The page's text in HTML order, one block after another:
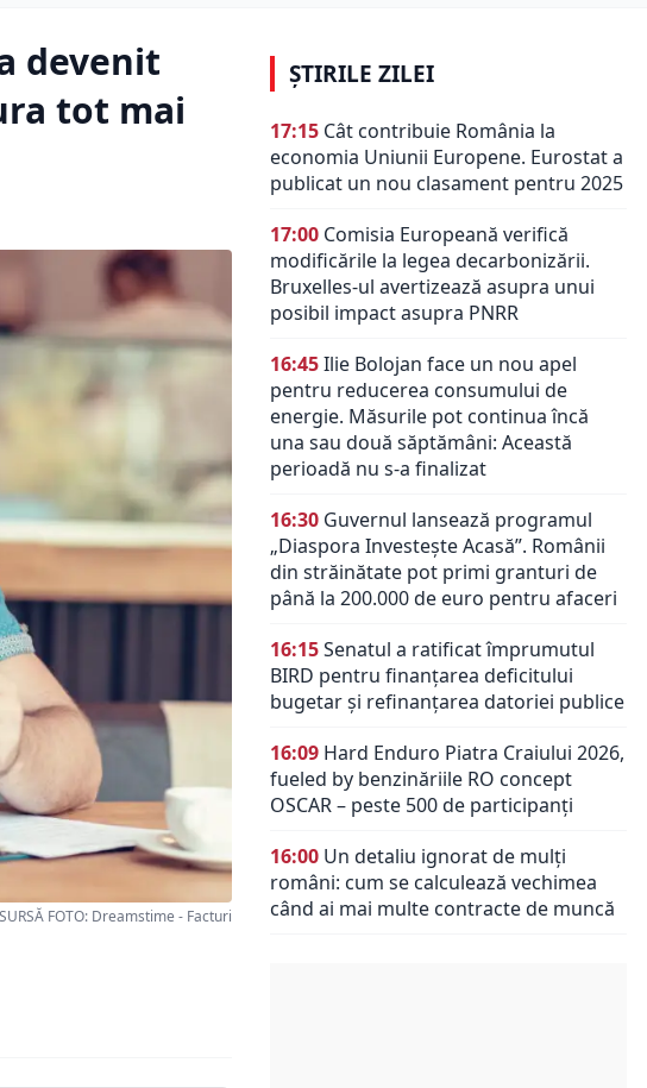
devenit
tot mai
SURSĂ FOTO: Dreamstime - Facturi
ȘTIRILE ZILEI
17:15 Cât contribuie România la
economia Uniunii Europene. Eurostat a
publicat un nou clasament pentru 2025
17:00 Comisia Europeană verifică
modificările la legea decarbonizării.
Bruxelles-ul avertizează asupra unui
posibil impact asupra PNRR
16:45Ilie Bolojan face un nou apel
pentru reducerea consumului de
energie. Măsurile pot continua încă
una sau două săptămâni: Această
perioadă nu s-a finalizat
16:30 Guvernul lansează programul
„Diaspora Investește Acasă”. Românii
din străinătate pot primi granturi de
până la 200.000 de euro pentru afaceri
16:15Senatul a ratificat împrumutul
BIRD pentru finanțarea deficitului
bugetar și refinanțarea datoriei publice
16:09 Hard Enduro Piatra Craiului 2026,
fueled by benzinăriile RO concept
OSCAR – peste 500 de participanți
16:00 Un detaliu ignorat de mulți
români: cum se calculează vechimea
când ai mai multe contracte de muncă